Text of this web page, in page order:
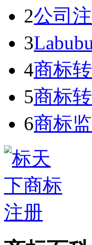
2公司
3
4商标
5商标
6商标